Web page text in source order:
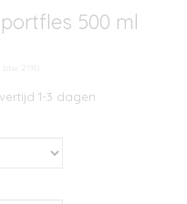
500 ml
21%)
1-3 dagen